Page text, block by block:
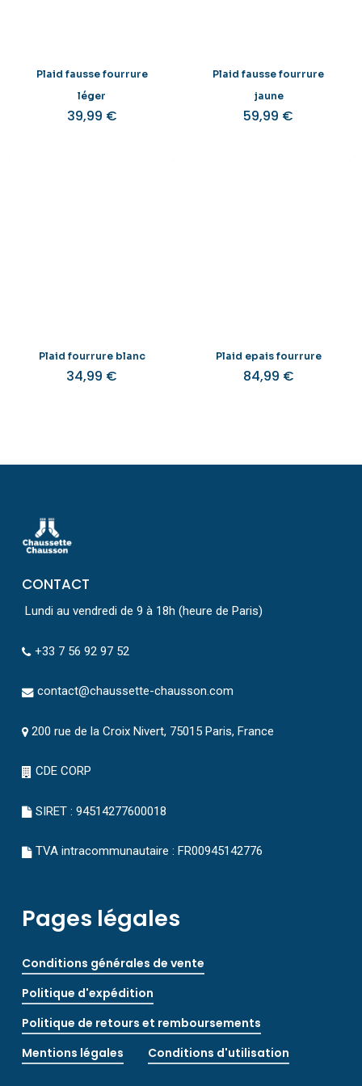
Plaid fausse fourrure
léger
39,99 €
Plaid fausse fourrure
jaune
59,99 €
Plaid fourrure blanc
34,99 €
Plaid epais fourrure
84,99 €
CONTACT
Lundi au vendredi de 9 à 18h (heure de Paris)
+33 7 56 92 97 52
contact@chaussette-chausson.com
200 rue de la Croix Nivert, 75015 Paris, France
CDE CORP
SIRET : 94514277600018
TVA intracommunautaire : FR00945142776
Pages légales
Conditions générales de vente
Politique d'expédition
Politique de retours et remboursements
Mentions légales
Conditions d'utilisation